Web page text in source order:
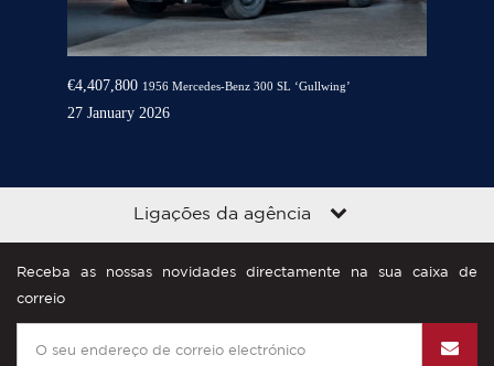
€4,407,800 1956 Mercedes-Benz 300 SL ‘Gullwing’
27 January 2026
Ligações da agência
Receba as nossas novidades directamente na sua caixa de
correio